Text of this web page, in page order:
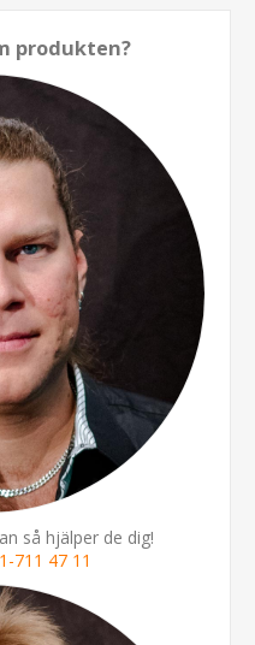
produkten?
så hjälper de dig!
711 47 11